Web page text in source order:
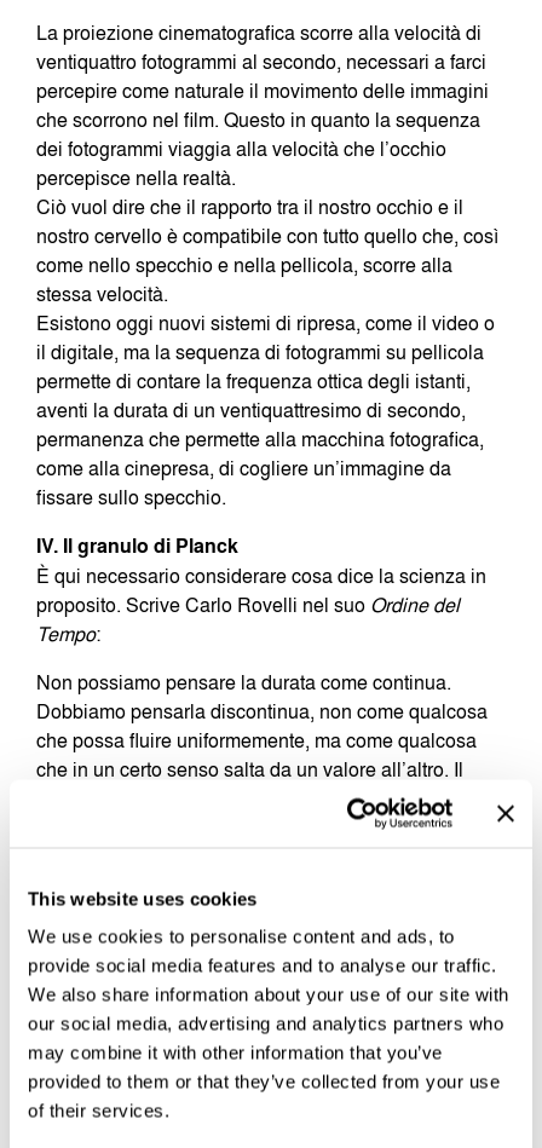
This website uses cookies
We use cookies to personalise content and ads, to
provide social media features and to analyse our traffic.
We also share information about your use of our site with
our social media, advertising and analytics partners who
may combine it with other information that you’ve
provided to them or that they’ve collected from your use
of their services.
La proiezione cinematografica scorre alla velocità di
ventiquattro fotogrammi al secondo, necessari a farci
percepire come naturale il movimento delle immagini
che scorrono nel film. Questo in quanto la sequenza
dei fotogrammi viaggia alla velocità che l’occhio
percepisce nella realtà.
Ciò vuol dire che il rapporto tra il nostro occhio e il
nostro cervello è compatibile con tutto quello che, così
come nello specchio e nella pellicola, scorre alla
stessa velocità.
Esistono oggi nuovi sistemi di ripresa, come il video o
il digitale, ma la sequenza di fotogrammi su pellicola
permette di contare la frequenza ottica degli istanti,
aventi la durata di un ventiquattresimo di secondo,
permanenza che permette alla macchina fotografica,
come alla cinepresa, di cogliere un’immagine da
fissare sullo specchio.
IV. Il granulo di Planck
È qui necessario considerare cosa dice la scienza in
proposito. Scrive Carlo Rovelli nel suo Ordine del
Tempo:
Non possiamo pensare la durata come continua.
Dobbiamo pensarla discontinua, non come qualcosa
che possa fluire uniformemente, ma come qualcosa
che in un certo senso salta da un valore all’altro. Il
tempo minimo è chiamato il tempo di Planck. Il suo
valore si stima facilmente combinando le costanti che
quantistici. Insieme queste determinano il tempo di 10-
44 secondi: un centomilionesimo di un miliardesimo, di
un milardesimo, di un miliardesimo di un secondo.
Questo è il tempo di Planck. È come se il tempo fosse
granulare invece che continuo. Per il nostro occhio, nel
Quadrospecchiantecosì come per il movimento
cinematografico il valore granulare del tempo da noi
direttamente percepito è pari a un ventiquattresimo di
secondo.